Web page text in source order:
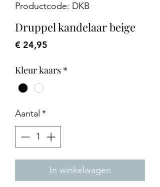
Productcode: DKB
Druppel kandelaar beige
€ 24,95
Kleur kaars *
Aantal *
In winkelwagen